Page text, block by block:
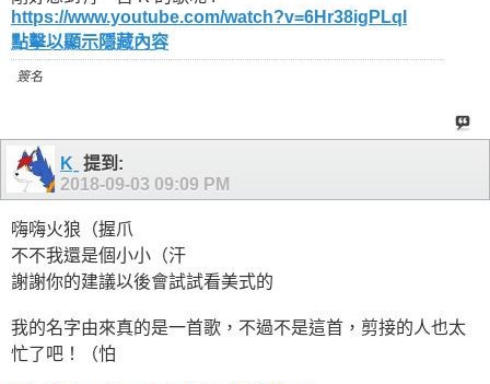
https://www.youtube.com/watch?v=6Hr38igPLqI
點擊以顯示隱藏內容
簽名
Kˍ 提到:
2018-09-03 09:09 PM
嗨嗨火狼（握爪
不不我還是個小小（汗
謝謝你的建議以後會試試看美式的
我的名字由來真的是一首歌，不過不是這首，剪接的人也太
忙了吧！（怕